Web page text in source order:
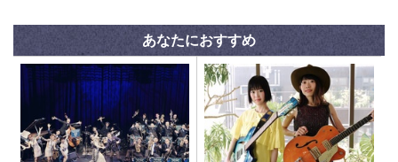
あなたにおすすめ